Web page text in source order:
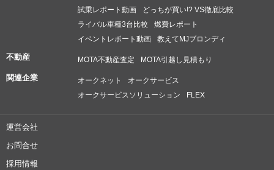
試乗レポート動画
どっちが買い!? VS徹底比較
ライバル車種3台比較
燃費レポート
イベントレポート動画
教えてMJブロンディ
不動産 MOTA不動産査定 MOTA引越し見積もり
関連企業 オークネット
オークサービス
オークサービスソリューション
FLEX
運営会社
お問合せ
採用情報